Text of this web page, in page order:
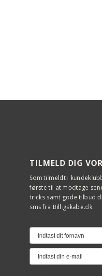
TILMELD DIG
Som tilmeldt i
første til at modtage
tricks samt gode tilbud
sms fra Billigskabe.dk